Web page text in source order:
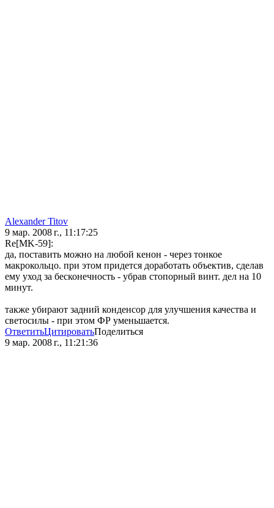
Alexander Titov
9 мар. 2008 г., 11:17:25
Re[MK-59]:
да, поставить можно на любой кенон - через тонкое
макрокольцо. при этом придется доработать объектив, сделав
ему уход за бесконечность - убрав стопорный винт. дел на 10
минут.
также убирают задний конденсор для улучшения качества и
светосилы - при этом ФР уменьшается.
ОтветитьЦитироватьПоделиться
9 мар. 2008 г., 11:21:36